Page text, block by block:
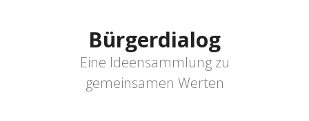
Bürgerdialog
Eine Ideensammlung zu
gemeinsamen Werten